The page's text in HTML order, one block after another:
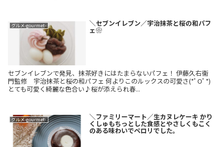
グルメ-gourmet- ＼セブンイレブン／宇治抹茶と桜の和パフ
ェ❀
セブンイレブンで発見、抹茶好きにはたまらないパフェ！ 伊藤久右衞
門監修 宇治抹茶と桜の和パフェ 何よりこのルックスの可愛さ(*ﾟOﾟ*)
とても可愛く綺麗な色合い♪桜が添えられ春...
グルメ-gourmet- ＼ファミリーマート／生カヌレケーキ かり
くしゅもちっとした食感とやさしくもこく
のある味わいでペロリでした。